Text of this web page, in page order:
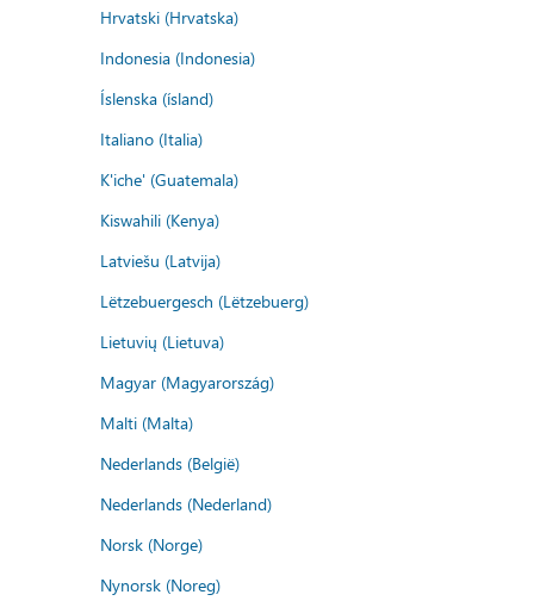
Hrvatski (Hrvatska)
Indonesia (Indonesia)
Íslenska (ísland)
Italiano (Italia)
K'iche' (Guatemala)
Kiswahili (Kenya)
Latviešu (Latvija)
Lëtzebuergesch (Lëtzebuerg)
Lietuvių (Lietuva)
Magyar (Magyarország)
Malti (Malta)
Nederlands (België)
Nederlands (Nederland)
Norsk (Norge)
Nynorsk (Noreg)